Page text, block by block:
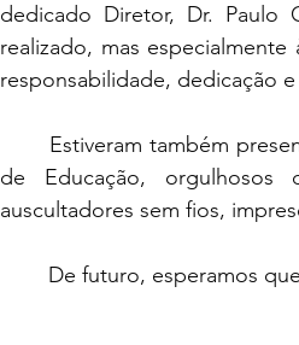
dedicado Diretor, Dr. Paulo
realizado, mas
responsabilidade, dedicação
de Educação,
auscultadores sem fios,
De futuro, esperamos